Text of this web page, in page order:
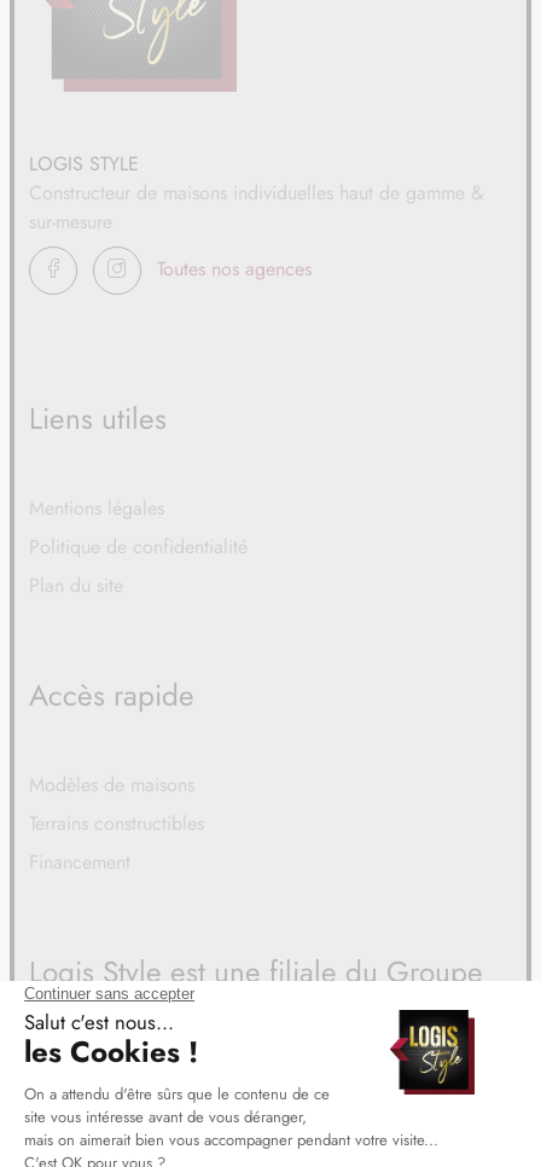
LOGIS STYLE
Constructeur de maisons individuelles haut de gamme &
sur-mesure
FACEBOOKINSTAGRAM
Toutes nos agences
Liens utiles
Mentions légales
Politique de confidentialité
Plan du site
Accès rapide
Modèles de maisons
Terrains constructibles
Financement
Logis Style est une filiale du Groupe
BDL